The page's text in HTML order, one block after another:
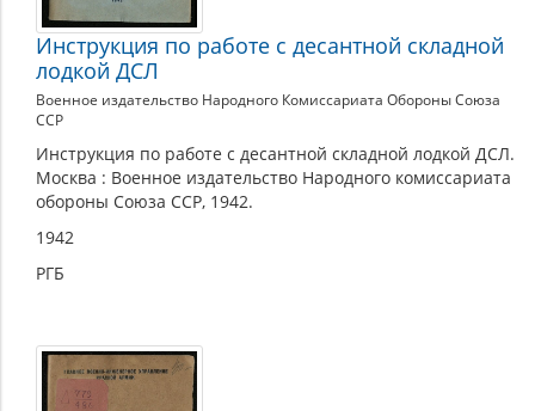
Инструкция по работе с десантной складной
лодкой ДСЛ
Военное издательство Народного Комиссариата Обороны Союза
ССР
Инструкция по работе с десантной складной лодкой ДСЛ.
Москва : Военное издательство Народного комиссариата
обороны Союза ССР, 1942.
1942
РГБ